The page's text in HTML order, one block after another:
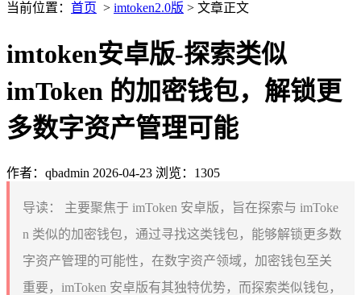
当前位置： 首页 > imtoken2.0版 > 文章正文
imtoken安卓版-探索类似
imToken 的加密钱包，解锁更
多数字资产管理可能
作者：qbadmin 2026-04-23 浏览：1305
导读：
主要聚焦于 imToken 安卓版，旨在探索与 imToke
n 类似的加密钱包，通过寻找这类钱包，能够解锁更多数
字资产管理的可能性，在数字资产领域，加密钱包至关
重要，imToken 安卓版有其独特优势，而探索类似钱包，